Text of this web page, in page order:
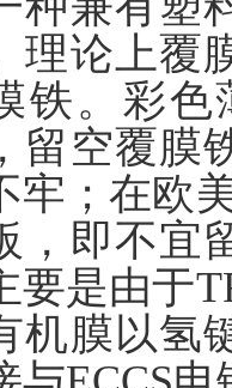
理论上覆
铁。彩色
留空覆膜
牢；在欧
，即不宜
要是由于
机膜以氢